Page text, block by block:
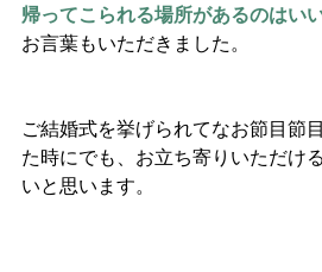
帰ってこられる場所があるのはい
お言葉もいただきました。
ご結婚式を挙げられてなお節目節
た時にでも、お立ち寄りいただけ
いと思います。